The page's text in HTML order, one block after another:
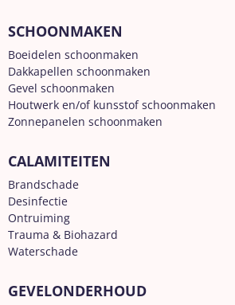
SCHOONMAKEN
Boeidelen schoonmaken
Dakkapellen schoonmaken
Gevel schoonmaken
Houtwerk en/of kunsstof schoonmaken
Zonnepanelen schoonmaken
CALAMITEITEN
Brandschade
Desinfectie
Ontruiming
Trauma & Biohazard
Waterschade
GEVELONDERHOUD